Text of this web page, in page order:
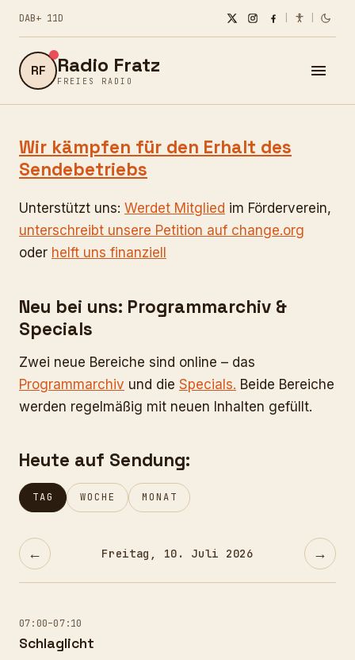
DAB+ 11D
RF Radio Fratz
FREIES RADIO
Wir kämpfen für den Erhalt des
Sendebetriebs
Unterstützt uns: Werdet Mitglied im Förderverein,
unterschreibt unsere Petition auf change.org
oder helft uns finanziell
Neu bei uns: Programmarchiv &
Specials
Zwei neue Bereiche sind online – das
Programmarchiv und die Specials. Beide Bereiche
werden regelmäßig mit neuen Inhalten gefüllt.
Heute auf Sendung:
TAG WOCHE MONAT
← Freitag, 10. Juli 2026 →
07:00–07:10
Schlaglicht